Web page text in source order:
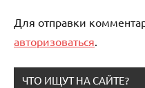
Для отправки
авторизоваться.
ЧТО ИЩУТ НА САЙТЕ?